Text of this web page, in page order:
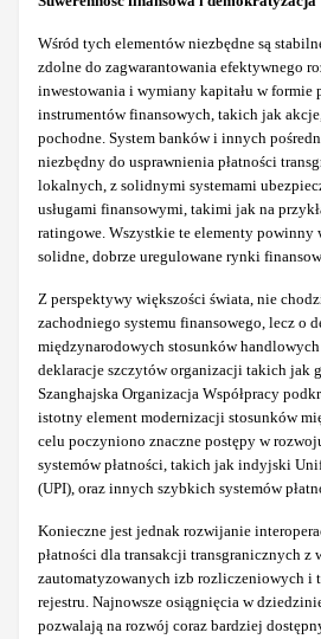
Wśród tych elementów niezbędne są
zdolne do zagwarantowania efektywnego
inwestowania i wymiany kapitału w formie
instrumentów finansowych, takich jak
pochodne. System banków i innych
niezbędny do usprawnienia płatności
lokalnych, z solidnymi systemami
usługami finansowymi, takimi jak na
ratingowe. Wszystkie te elementy powinny
solidne, dobrze uregulowane rynki
Z perspektywy większości świata, nie
zachodniego systemu finansowego, lecz o
międzynarodowych stosunków
deklaracje szczytów organizacji takich jak
Szanghajska Organizacja Współpracy
istotny element modernizacji stosunków
celu poczyniono znaczne postępy w
systemów płatności, takich jak indyjski
(UPI), oraz innych szybkich systemów
Konieczne jest jednak rozwijanie
płatności dla transakcji transgranicznych z
zautomatyzowanych izb rozliczeniowych i
rejestru. Najnowsze osiągnięcia w
pozwalają na rozwój coraz bardziej